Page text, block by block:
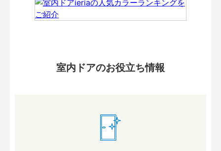
室内ドアのお役立ち情報